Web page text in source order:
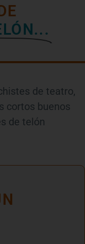
de teatro,
cortos buenos
de telón